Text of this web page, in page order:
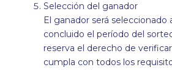
Selección del ganador
El ganador será seleccionado
concluido el período del
reserva el derecho de
cumpla con todos los